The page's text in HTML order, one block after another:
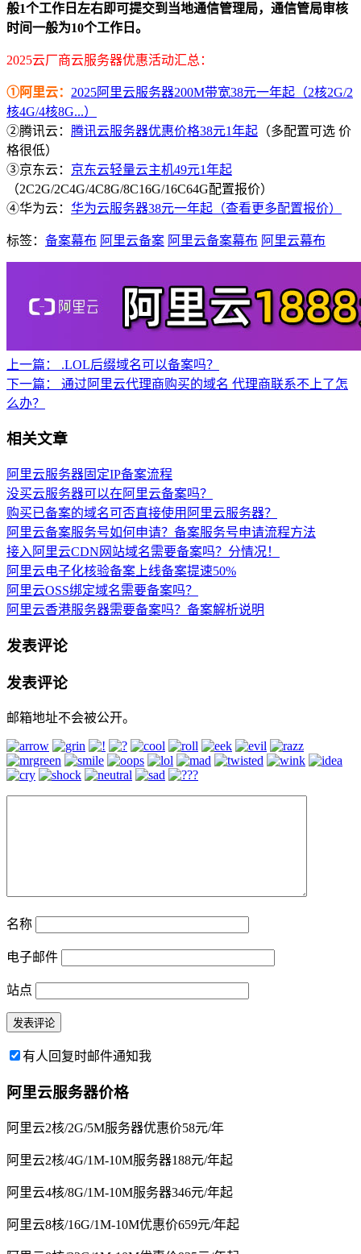
般1个工作日左右即可提交到当地通信管理局，通信管局审核
时间一般为10个工作日。
2025云厂商云服务器优惠活动汇总：
①阿里云： 2025阿里云服务器200M带宽38元一年起（2核2G/2
核4G/4核8G...）
②腾讯云： 腾讯云服务器优惠价格38元1年起 （多配置可选 价
格很低）
③京东云： 京东云轻量云主机49元1年起
（2C2G/2C4G/4C8G/8C16G/16C64G配置报价）
④华为云： 华为云服务器38元一年起（查看更多配置报价）
标签： 备案幕布 阿里云备案 阿里云备案幕布 阿里云幕布
上一篇：
.LOL后缀域名可以备案吗？
下一篇：
通过阿里云代理商购买的域名 代理商联系不上了怎
么办？
相关文章
阿里云服务器固定IP备案流程
没买云服务器可以在阿里云备案吗？
购买已备案的域名可否直接使用阿里云服务器？
阿里云备案服务号如何申请？备案服务号申请流程方法
接入阿里云CDN网站域名需要备案吗？分情况！
阿里云电子化核验备案上线备案提速50%
阿里云OSS绑定域名需要备案吗？
阿里云香港服务器需要备案吗？备案解析说明
发表评论
发表评论
邮箱地址不会被公开。
名称
电子邮件
站点
有人回复时邮件通知我
阿里云服务器价格
阿里云2核/2G/5M服务器优惠价58元/年
阿里云2核/4G/1M-10M服务器188元/年起
阿里云4核/8G/1M-10M服务器346元/年起
阿里云8核/16G/1M-10M优惠价659元/年起